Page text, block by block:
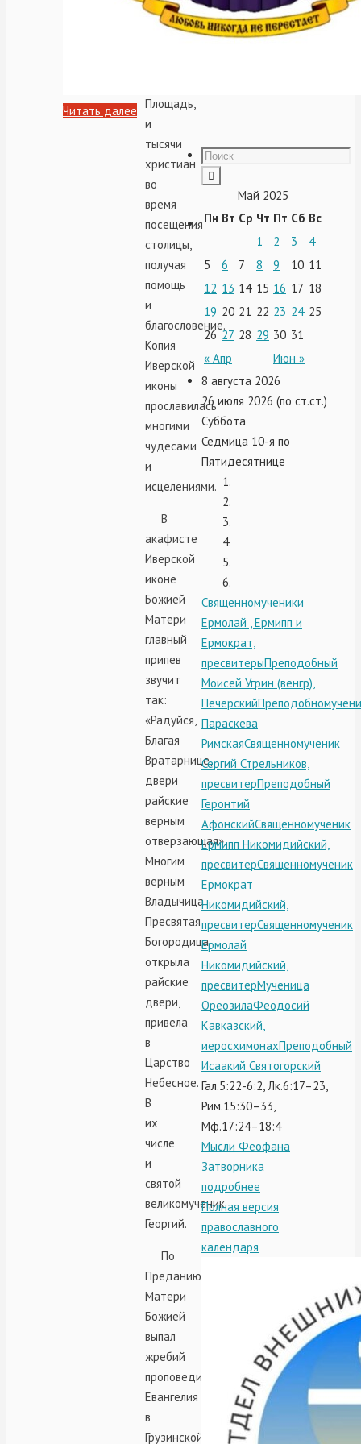
перед
Площадь,
и
тысячи
христиан
во
время
посещения
столицы,
получая
помощь
и
благословение.
Копия
Иверской
иконы
прославилась
многими
чудесами
и
исцелениями.
В
акафисте
Иверской
иконе
Божией
Матери
главный
припев
звучит
так:
«Радуйся,
Благая
Вратарнице,
двери
райские
верным
отверзающая».
Многим
верным
Владычица
Пресвятая
Богородица
открыла
райские
двери,
привела
в
Царство
Небесное.
В
их
числе
и
святой
великомученик
Георгий.
По
Преданию,
Матери
Божией
выпал
жребий
проповеди
Евангелия
в
Грузинской
Читать далее
Май 2025
Пн Вт Ср Чт Пт Сб Вс
« Апр Июн »
1 2 3
4
5
6 7 8 9 10 11
12 13 14 15 16 17 18
19 20 21 22 23 24 25
26 27 28 29 30 31
8 августа 2026
26 июля 2026 (по ст.ст.)
Суббота
Седмица 10-я по
Пятидесятнице
Священномученики
Ермолай , Ермипп и
Ермократ,
пресвитерыПреподобный
Моисей Угрин (венгр),
Печерский
Параскева
РимскаяСвященномученик
Сергий Стрельников,
пресвитерПреподобный
Геронтий
АфонскийСвященномученик
Ермипп Никомидийский,
пресвитерСвященномученик
Ермократ
Никомидийский,
пресвитерСвященномученик
Ермолай
Никомидийский,
пресвитерМученица
ОреозилаФеодосий
Кавказский,
иеросхимонахПреподобный
Исаакий Святогорский
Гал.5:22-6:2, Лк.6:17–23,
Рим.15:30–33,
Мф.17:24–18:4
Мысли Феофана
Затворника
подробнее
Полная версия
православного
календаря